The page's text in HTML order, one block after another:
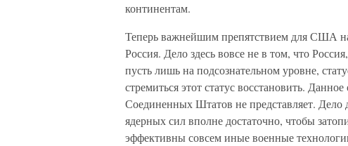
континентам.
Теперь важнейшим препятствием для США
Россия. Дело здесь вовсе не в том, что
пусть лишь на подсознательном уровне,
стремиться этот статус восстановить.
Соединенных Штатов не представляет.
ядерных сил вполне достаточно, чтобы
эффективны совсем иные военные